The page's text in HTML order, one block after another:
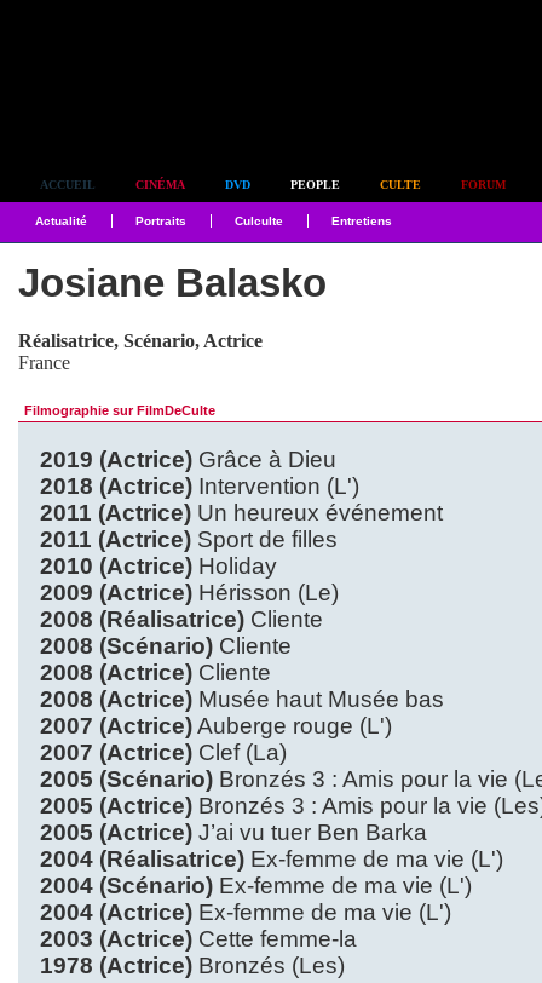
ACCUEIL CINÉMA DVD PEOPLE CULTE FORUM
Actualité Portraits Culculte Entretiens
Josiane Balasko
Réalisatrice, Scénario, Actrice
France
Filmographie sur FilmDeCulte
2019 (Actrice) Grâce à Dieu
2018 (Actrice) Intervention (L')
2011 (Actrice) Un heureux événement
2011 (Actrice) Sport de filles
2010 (Actrice) Holiday
2009 (Actrice) Hérisson (Le)
2008 (Réalisatrice) Cliente
2008 (Scénario) Cliente
2008 (Actrice) Cliente
2008 (Actrice) Musée haut Musée bas
2007 (Actrice)Auberge rouge (L')
2007 (Actrice) Clef (La)
2005 (Scénario) Bronzés 3 : Amis pour la vie
2005 (Actrice) Bronzés 3 : Amis pour la vie
2005 (Actrice) J’ai vu tuer Ben Barka
2004 (Réalisatrice) Ex-femme de ma vie (L')
2004 (Scénario) Ex-femme de ma vie (L')
2004 (Actrice) Ex-femme de ma vie (L')
2003 (Actrice) Cette femme-la
1978 (Actrice) Bronzés (Les)